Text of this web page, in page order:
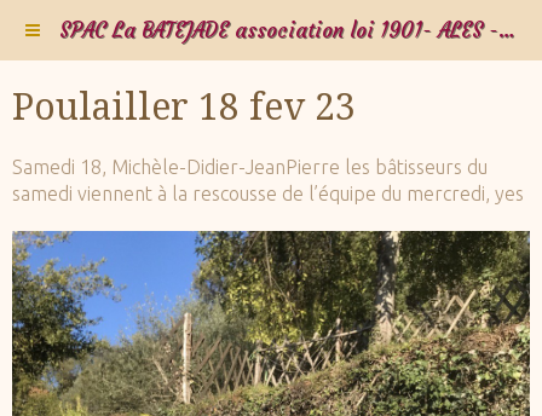
SPAC La BATEJADE association loi 1901- ALES - Gard - Occitanie - FRANCE
Poulailler 18 fev 23
Samedi 18, Michèle-Didier-JeanPierre les bâtisseurs du
samedi viennent à la rescousse de l’équipe du mercredi, yes